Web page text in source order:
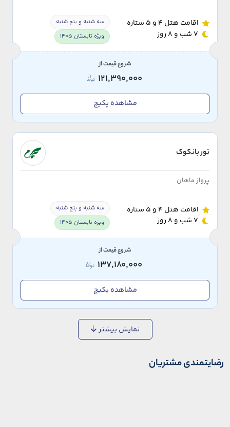
اقامت هتل 4 و 5 ستاره
7 شب و 8 روز
سه شنبه و پنج شنبه
ویژه تابستان 1405
شروع قیمت از
121,390,000
مشاهده پکیج
تور بانکوک
پرواز ماهان
اقامت هتل 4 و 5 ستاره
7 شب و 8 روز
سه شنبه و پنج شنبه
ویژه تابستان 1405
شروع قیمت از
137,180,000
مشاهده پکیج
نمایش بیشتر
رضایتمندی مشتریان